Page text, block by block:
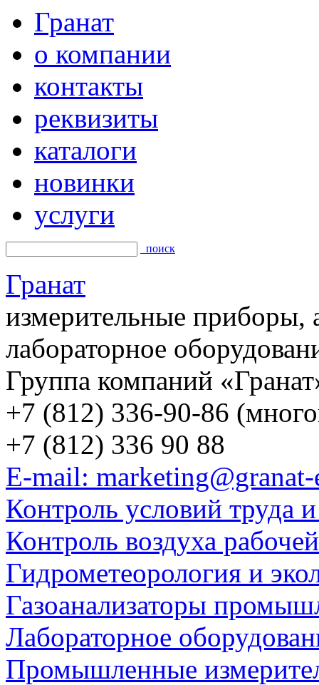
Гранат
о компании
контакты
реквизиты
каталоги
новинки
услуги
поиск
Гранат
измерительные приборы,
лабораторное
Группа компаний
+7 (812) 336-90-86
+7 (812) 336 90 88
E-mail:
Контроль условий труда
Контроль воздуха
Гидрометеорология и
Газоанализаторы
Лабораторное
Промышленные